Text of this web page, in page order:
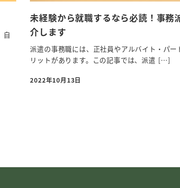
自
未経験から就職するなら必読！事務
介します
派遣の事務職には、正社員やアルバイト・パー
リットがあります。この記事では、派遣 […]
2022年10月13日